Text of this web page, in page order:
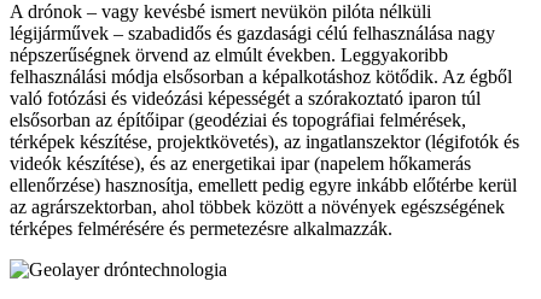
A drónok – vagy kevésbé ismert nevükön pilóta nélküli
légijárművek – szabadidős és gazdasági célú felhasználása nagy
népszerűségnek örvend az elmúlt években. Leggyakoribb
felhasználási módja elsősorban a képalkotáshoz kötődik. Az égből
való fotózási és videózási képességét a szórakoztató iparon túl
elsősorban az építőipar (geodéziai és topográfiai felmérések,
térképek készítése, projektkövetés), az ingatlanszektor (légifotók és
videók készítése), és az energetikai ipar (napelem hőkamerás
ellenőrzése) hasznosítja, emellett pedig egyre inkább előtérbe kerül
az agrárszektorban, ahol többek között a növények egészségének
térképes felmérésére és permetezésre alkalmazzák.